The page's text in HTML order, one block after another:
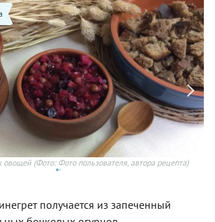
овощей (Фото: Фото пользователя, автора рецепта)
получается из запеченный